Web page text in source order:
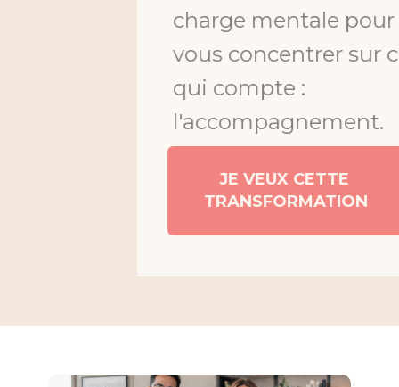
charge mentale pour
vous concentrer sur ce
qui compte :
l'accompagnement.
JE VEUX CETTE
TRANSFORMATION